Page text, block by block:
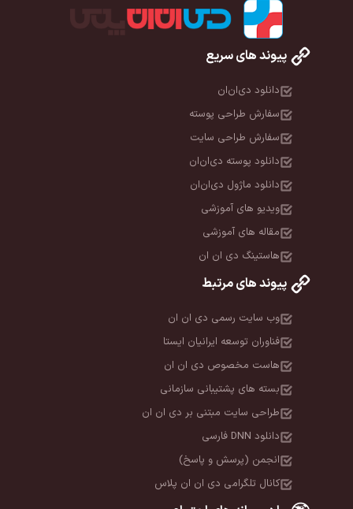
پیوند های سریع
دانلود دی‌ان‌ان
سفارش طراحی پوسته
سفارش طراحی سایت
دانلود پوسته دی‌ان‌ان
دانلود ماژول دی‌ان‌ان
ویدیو های آموزشی
مقاله های آموزشی
هاستینگ دی ان ان
پیوند های مرتبط
وب سایت رسمی دی ان ان
فناوران توسعه ایرانیان ایستا
هاست مخصوص دی ان ان
بسته های پشتیبانی سازمانی
طراحی سایت مبتنی بر دی ان ان
دانلود DNN فارسی
انجمن (پرسش و پاسخ)
کانال تلگرامی دی ان ان پلاس